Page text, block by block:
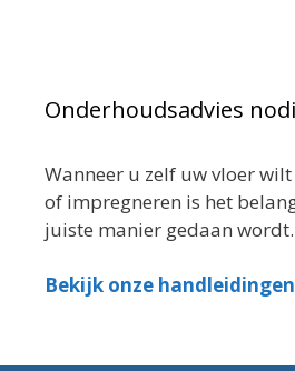
Onderhoudsadvies
Wanneer u zelf uw vloer
of impregneren is het
juiste manier gedaan wordt.
Bekijk onze